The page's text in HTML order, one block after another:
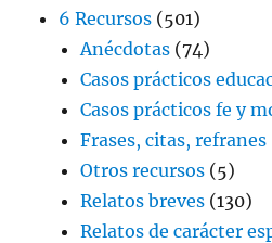
6 Recursos (501)
Anécdotas (74)
Casos prácticos
Casos prácticos fe y
Frases, citas, refranes
Otros recursos (5)
Relatos breves (130)
Relatos de carácter